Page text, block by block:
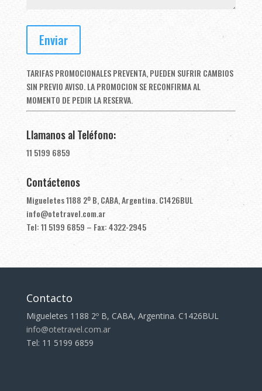
TARIFAS PROMOCIONALES PREVENTA, PUEDEN SUFRIR CAMBIOS
SIN PREVIO AVISO. LA PROMOCION SE RECONFIRMA AL
MOMENTO DE PEDIR LA RESERVA.
Llamanos al Teléfono:
11 5199 6859
Contáctenos
Migueletes 1188 2º B, CABA, Argentina. C1426BUL
info@otetravel.com.ar
Tel: 11 5199 6859 – Fax: 4322-2945
Contacto
Migueletes 1188 2º B, CABA, Argentina. C1426BUL
info@otetravel.com.ar
Tel: 11 5199 6859